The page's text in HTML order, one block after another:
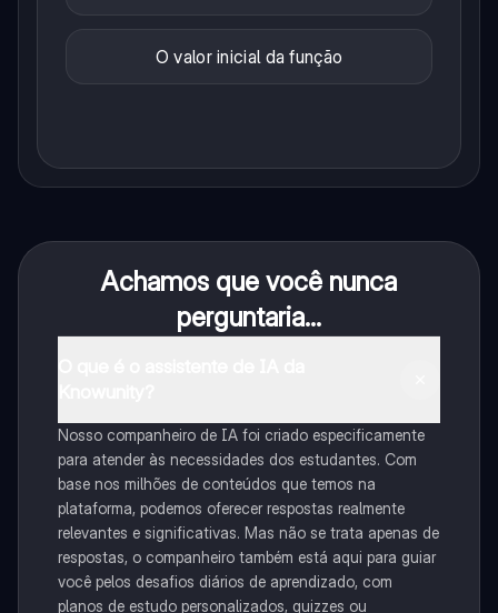
O valor inicial da função
Achamos que você nunca
perguntaria...
Nosso companheiro de IA foi criado especificamente
para atender às necessidades dos estudantes. Com
base nos milhões de conteúdos que temos na
plataforma, podemos oferecer respostas realmente
relevantes e significativas. Mas não se trata apenas de
respostas, o companheiro também está aqui para guiar
você pelos desafios diários de aprendizado, com
planos de estudo personalizados, quizzes ou